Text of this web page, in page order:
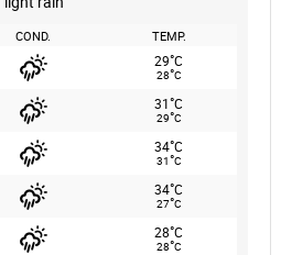
COND. TEMP.
29°C
28°C
31°C
29°C
34°C
31°C
34°C
27°C
28°C
28°C